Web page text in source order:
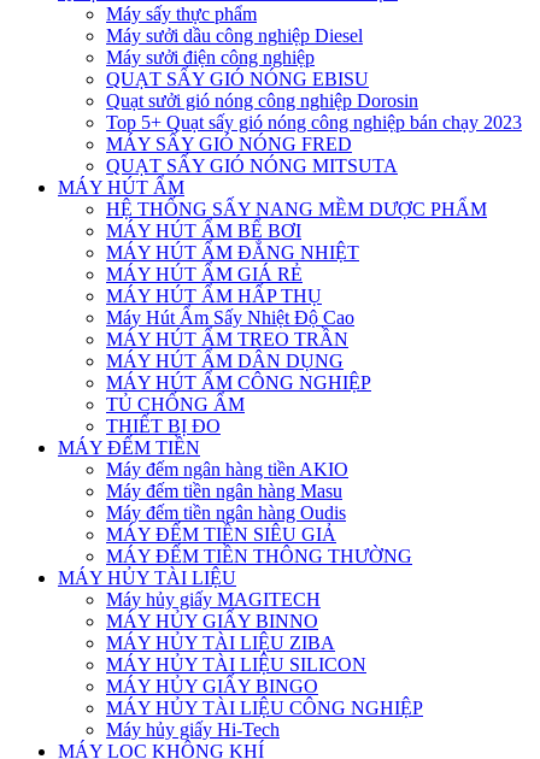
Máy sấy thực phẩm
Máy sưởi dầu công nghiệp Diesel
Máy sưởi điện công nghiệp
QUẠT SẤY GIÓ NÓNG EBISU
Quạt sưởi gió nóng công nghiệp Dorosin
Top 5+ Quạt sấy gió nóng công nghiệp bán chạy 2023
MÁY SẤY GIÓ NÓNG FRED
QUẠT SẤY GIÓ NÓNG MITSUTA
MÁY HÚT ẨM
HỆ THỐNG SẤY NANG MỀM DƯỢC PHẨM
MÁY HÚT ẨM BỂ BƠI
MÁY HÚT ẨM ĐẲNG NHIỆT
MÁY HÚT ẨM GIÁ RẺ
MÁY HÚT ẨM HẤP THỤ
Máy Hút Ẩm Sấy Nhiệt Độ Cao
MÁY HÚT ẨM TREO TRẦN
MÁY HÚT ẨM DÂN DỤNG
MÁY HÚT ẨM CÔNG NGHIỆP
TỦ CHỐNG ẨM
THIẾT BỊ ĐO
MÁY ĐẾM TIỀN
Máy đếm ngân hàng tiền AKIO
Máy đếm tiền ngân hàng Masu
Máy đếm tiền ngân hàng Oudis
MÁY ĐẾM TIỀN SIÊU GIẢ
MÁY ĐẾM TIỀN THÔNG THƯỜNG
MÁY HỦY TÀI LIỆU
Máy hủy giấy MAGITECH
MÁY HỦY GIẤY BINNO
MÁY HỦY TÀI LIỆU ZIBA
MÁY HỦY TÀI LIỆU SILICON
MÁY HỦY GIẤY BINGO
MÁY HỦY TÀI LIỆU CÔNG NGHIỆP
Máy hủy giấy Hi-Tech
MÁY LỌC KHÔNG KHÍ